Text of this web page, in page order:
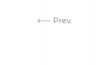
Prev.